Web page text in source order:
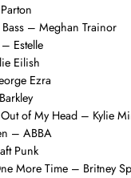
– Meghan Trainor
Estelle
Eilish
Ezra
Out of My Head – Kylie
– ABBA
Punk
More Time – Britney